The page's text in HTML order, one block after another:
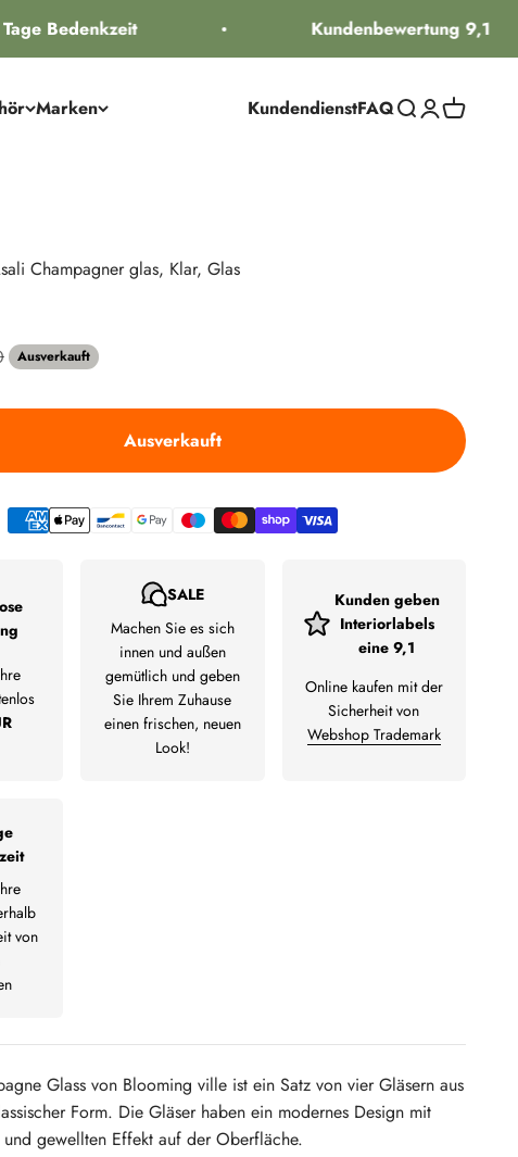
Bedenkzeit Kundenbewertung 9,1
Marken KundendienstFAQSuche öffnen
Champagner glas, Klar, Glas
Preis
Ausverkauft
Ausverkauft
SALE
Machen Sie es sich
innen und außen
gemütlich und geben
Sie Ihrem Zuhause
einen frischen, neuen
Look!
Kunden geben
Interiorlabels
eine 9,1
Online kaufen mit der
Sicherheit von
Webshop Trademark
von
Glass von Blooming ville ist ein Satz von vier Gläsern aus
Form. Die Gläser haben ein modernes Design mit
gewellten Effekt auf der Oberfläche.